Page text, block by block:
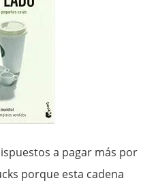
a pagar más por
porque esta cadena